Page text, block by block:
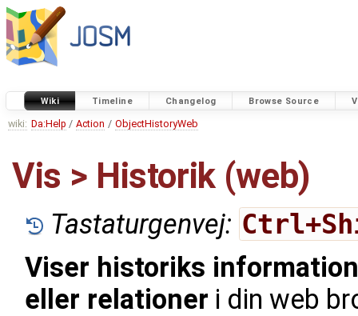
Wiki Timeline Changelog Browse Source
wiki: Da:Help / Action / ObjectHistoryWeb
Vis > Historik (web)
Tastaturgenvej:
Viser historiks
eller relationer i din web